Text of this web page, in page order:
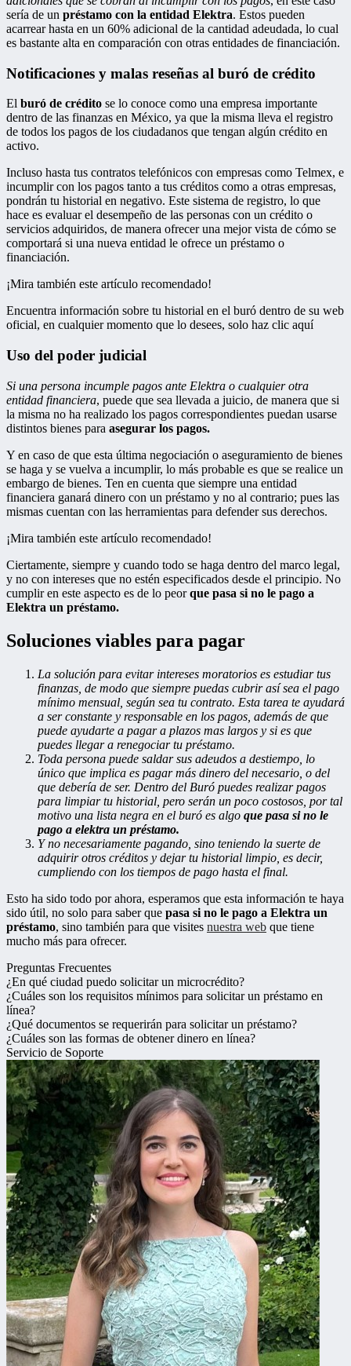
sería de un préstamo con la entidad Elektra. Estos pueden
acarrear hasta en un 60% adicional de la cantidad adeudada, lo cual
es bastante alta en comparación con otras entidades de financiación.
Notificaciones y malas reseñas al buró de crédito
El buró de crédito se lo conoce como una empresa importante
dentro de las finanzas en México, ya que la misma lleva el registro
de todos los pagos de los ciudadanos que tengan algún crédito en
activo.
Incluso hasta tus contratos telefónicos con empresas como Telmex, e
incumplir con los pagos tanto a tus créditos como a otras empresas,
pondrán tu historial en negativo. Este sistema de registro, lo que
hace es evaluar el desempeño de las personas con un crédito o
servicios adquiridos, de manera ofrecer una mejor vista de cómo se
comportará si una nueva entidad le ofrece un préstamo o
financiación.
¡Mira también este artículo recomendado!
Encuentra información sobre tu historial en el buró dentro de su web
oficial, en cualquier momento que lo desees, solo haz clic aquí
Uso del poder judicial
Si una persona incumple pagos ante Elektra o cualquier otra
entidad financiera, puede que sea llevada a juicio, de manera que si
la misma no ha realizado los pagos correspondientes puedan usarse
distintos bienes para asegurar los pagos.
Y en caso de que esta última negociación o aseguramiento de bienes
se haga y se vuelva a incumplir, lo más probable es que se realice un
embargo de bienes. Ten en cuenta que siempre una entidad
financiera ganará dinero con un préstamo y no al contrario; pues las
mismas cuentan con las herramientas para defender sus derechos.
¡Mira también este artículo recomendado!
Ciertamente, siempre y cuando todo se haga dentro del marco legal,
y no con intereses que no estén especificados desde el principio. No
cumplir en este aspecto es de lo peorque pasa si no le pago a
Elektra un préstamo.
Soluciones viables para pagar
La solución para evitar intereses moratorios es estudiar tus
finanzas, de modo que siempre puedas cubrir así sea el pago
mínimo mensual, según sea tu contrato. Esta tarea te ayudará
a ser constante y responsable en los pagos, además de que
puede ayudarte a pagar a plazos mas largos y si es que
puedes llegar a renegociar tu préstamo.
Toda persona puede saldar sus adeudos a destiempo, lo
único que implica es pagar más dinero del necesario, o del
que debería de ser. Dentro del Buró puedes realizar pagos
para limpiar tu historial, pero serán un poco costosos, por tal
motivo una lista negra en el buró es algo que pasa si no le
pago a elektra un préstamo.
Y no necesariamente pagando, sino teniendo la suerte de
adquirir otros créditos y dejar tu historial limpio, es decir,
cumpliendo con los tiempos de pago hasta el final.
Esto ha sido todo por ahora, esperamos que esta información te haya
sido útil, no solo para saber que pasa si no le pago a Elektra un
préstamo, sino también para que visites nuestra web que tiene
mucho más para ofrecer.
Preguntas Frecuentes
¿En qué ciudad puedo solicitar un microcrédito?
¿Cuáles son los requisitos mínimos para solicitar un préstamo en
línea?
¿Qué documentos se requerirán para solicitar un préstamo?
¿Cuáles son las formas de obtener dinero en línea?
Servicio de Soporte